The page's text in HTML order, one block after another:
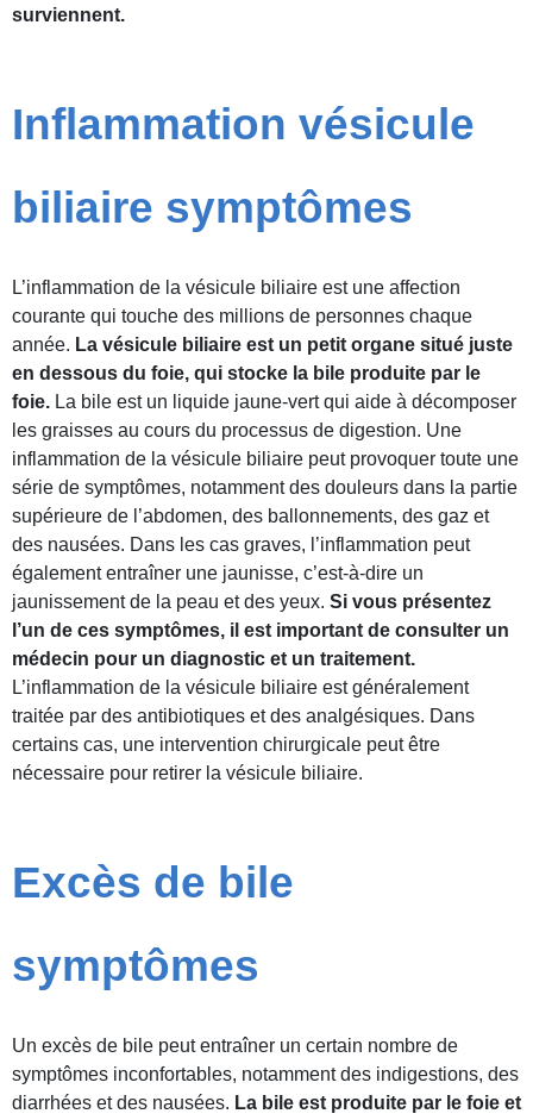
surviennent.
Inflammation vésicule
biliaire symptômes
L’inflammation de la vésicule biliaire est une affection
courante qui touche des millions de personnes chaque
année. La vésicule biliaire est un petit organe situé juste
en dessous du foie, qui stocke la bile produite par le
foie. La bile est un liquide jaune-vert qui aide à décomposer
les graisses au cours du processus de digestion. Une
inflammation de la vésicule biliaire peut provoquer toute une
série de symptômes, notamment des douleurs dans la partie
supérieure de l’abdomen, des ballonnements, des gaz et
des nausées. Dans les cas graves, l’inflammation peut
également entraîner une jaunisse, c’est-à-dire un
jaunissement de la peau et des yeux. Si vous présentez
l’un de ces symptômes, il est important de consulter un
médecin pour un diagnostic et un traitement.
L’inflammation de la vésicule biliaire est généralement
traitée par des antibiotiques et des analgésiques. Dans
certains cas, une intervention chirurgicale peut être
nécessaire pour retirer la vésicule biliaire.
Excès de bile
symptômes
Un excès de bile peut entraîner un certain nombre de
symptômes inconfortables, notamment des indigestions, des
diarrhées et des nausées. La bile est produite par le foie et